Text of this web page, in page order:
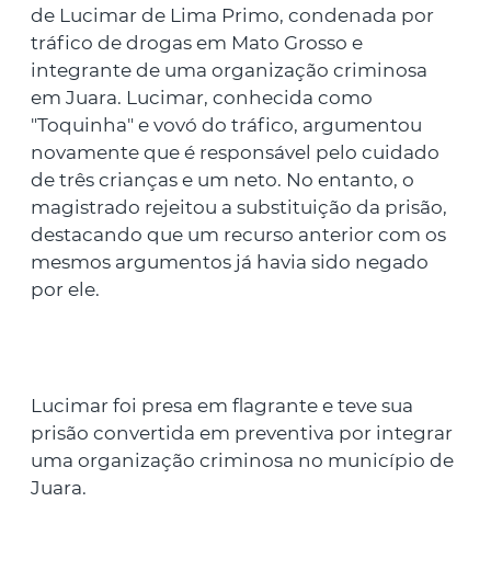
de Lucimar de Lima Primo, condenada por
tráfico de drogas em Mato Grosso e
integrante de uma organização criminosa
em Juara. Lucimar, conhecida como
"Toquinha" e vovó do tráfico, argumentou
novamente que é responsável pelo cuidado
de três crianças e um neto. No entanto, o
magistrado rejeitou a substituição da prisão,
destacando que um recurso anterior com os
mesmos argumentos já havia sido negado
por ele.
Lucimar foi presa em flagrante e teve sua
prisão convertida em preventiva por integrar
uma organização criminosa no município de
Juara.